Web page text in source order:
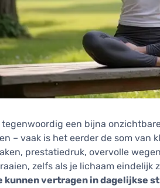
tegenwoordig een bijna
– vaak is het eerder de som van
prestatiedruk, overvolle
zelfs als je lichaam eindelijk
kunnen vertragen in dagelijkse